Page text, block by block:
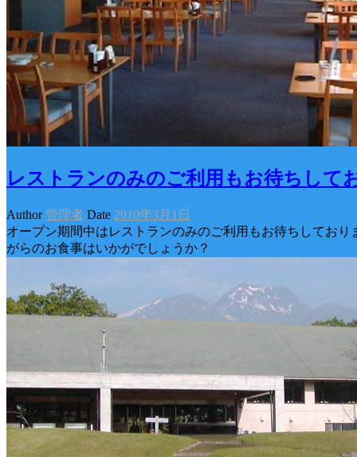
レストランのみのご利用もお待ちして
Author 管理者 Date 2010年3月1日
オープン期間中はレストランのみのご利用もお待ちしており
がらのお食事はいかがでしょうか？